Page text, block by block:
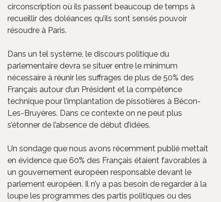
circonscription où ils passent beaucoup de temps à
recueillir des doléances qu’ils sont sensés pouvoir
résoudre à Paris.
Dans un tel système, le discours politique du
parlementaire devra se situer entre le minimum
nécessaire à réunir les suffrages de plus de 50% des
Français autour d’un Président et la compétence
technique pour l’implantation de pissotières à Bécon-
Les-Bruyères. Dans ce contexte on ne peut plus
s’étonner de l’absence de début d’idées.
Un sondage que nous avons récemment publié mettait
en évidence que 60% des Français étaient favorables à
un gouvernement européen responsable devant le
parlement européen. Il n’y a pas besoin de regarder à la
loupe les programmes des partis politiques ou des